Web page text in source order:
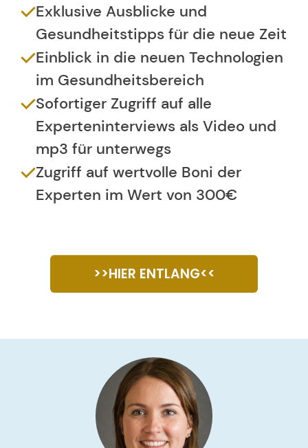
Exklusive Ausblicke und
Gesundheitstipps für die neue Zeit
Einblick in die neuen Technologien
im Gesundheitsbereich
Sofortiger Zugriff auf alle
Experteninterviews als Video und
mp3 für unterwegs
Zugriff auf wertvolle Boni der
Experten im Wert von 300€
>>HIER ENTLANG<<